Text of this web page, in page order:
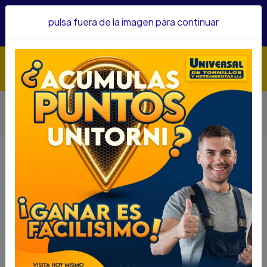
confianza&nbsp;Recibe un KIT PARRILLERO por compras
Inicio Herramientas
Herramienta Eléctrica
Otras Herramientas Eléctricas
TALADRO DEMOLEDOR BOSCH 1100W 340RPM GBH 5-40D
TALADRO DEMOLEDOR BOSCH
1100W 340RPM GBH 5-40D
DESCRIPCIÓN
TALADRO DEMOLEDOR BOSCH 1100W 340RPM
GBH 5-40D
SKU...73280042
pulsa fuera de la imagen para continuar